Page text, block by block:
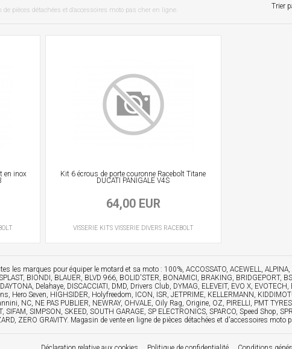
Trier
pièces détachées et d'accessoires moto pas cher en ligne.
en inox Kit 6 écrous de porte couronne Racebolt Titane
DUCATI PANIGALE V4S
64,00 EUR
VISSERIE KITS VISSERIE DIVERS RACEBOLT
les marques pour équiper le motard et sa moto : 100%, ACCOSSATO, ACEWELL,
BIONDI, BLAUER, BLVD 966, BOLID'STER, BONAMICI, BRAKING, BRIDGEPORT,
Delahaye, DISCACCIATI, DMD, Drivers Club, DYMAG, ELEVEIT, EVO X,
Hero Seven, HIGHSIDER, Holyfreedom, ICON, ISR, JETPRIME, KELLERMANN,
NC, NE PAS PUBLIER, NEWRAY, OHVALE, Oily Rag, Origine, OZ, PIRELLI, PMT
SIMPSON, SKEED, SOUTH GARAGE, SP ELECTRONICS, SPARCO, Speed Shop,
ZERO GRAVITY. Magasin de vente en ligne de pièces détachées et d'accessoires moto